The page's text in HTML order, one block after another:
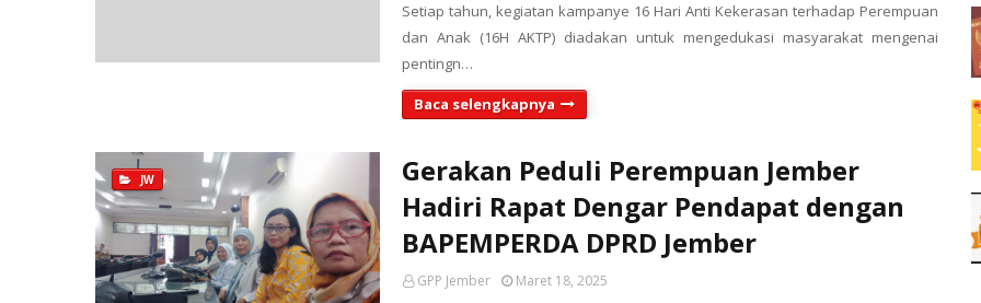
Setiap tahun, kegiatan kampanye 16 Hari Anti Kekerasan terhadap Perempuan
dan Anak (16H AKTP) diadakan untuk mengedukasi masyarakat mengenai
pentingn…
Baca selengkapnya
JW
Gerakan Peduli Perempuan Jember
Hadiri Rapat Dengar Pendapat dengan
BAPEMPERDA DPRD Jember
GPP Jember Maret 18, 2025